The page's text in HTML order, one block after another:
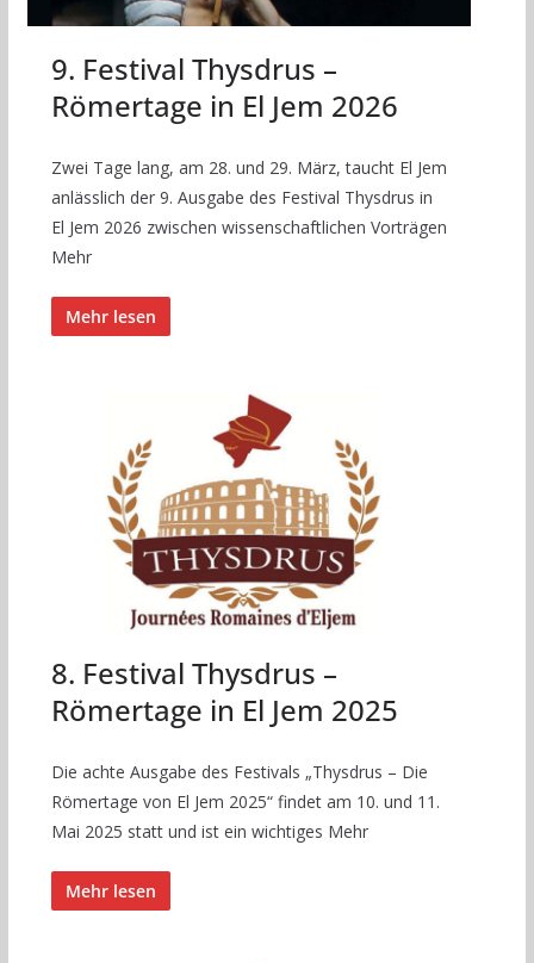
9. Festival Thysdrus –
Römertage in El Jem 2026
Zwei Tage lang, am 28. und 29. März, taucht El Jem
anlässlich der 9. Ausgabe des Festival Thysdrus in
El Jem 2026 zwischen wissenschaftlichen Vorträgen
Mehr
Mehr lesen
8. Festival Thysdrus –
Römertage in El Jem 2025
Die achte Ausgabe des Festivals „Thysdrus – Die
Römertage von El Jem 2025“ findet am 10. und 11.
Mai 2025 statt und ist ein wichtiges Mehr
Mehr lesen